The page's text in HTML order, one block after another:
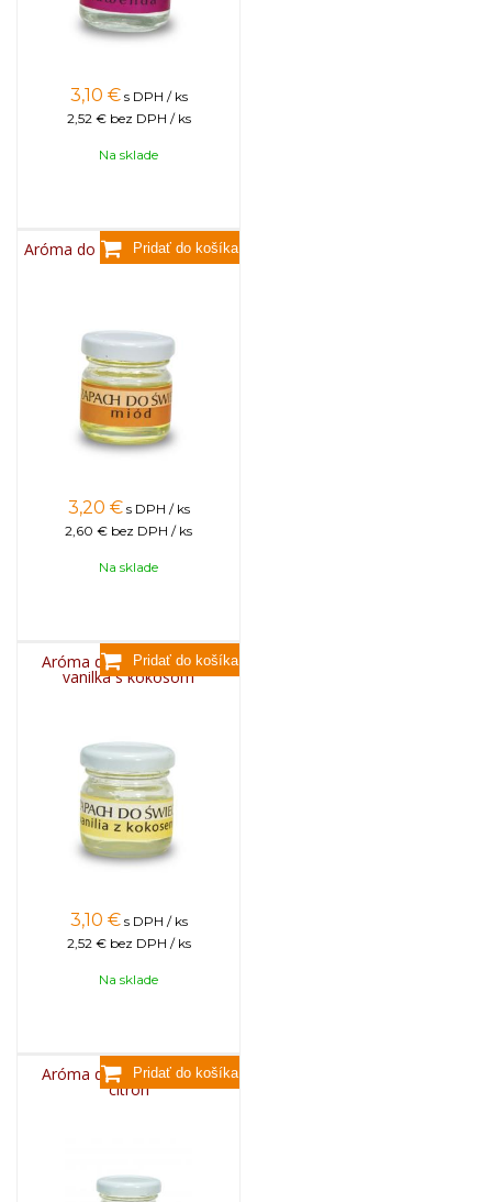
3,10 € s DPH / ks
2,52 € bez DPH / ks
Na sklade
Aróma do sviečok, 25g - med
3,20 € s DPH / ks
2,60 € bez DPH / ks
Na sklade
Aróma do sviečok, 25g -
vanilka s kokosom
3,10 € s DPH / ks
2,52 € bez DPH / ks
Na sklade
Aróma do sviečok, 25g -
citrón